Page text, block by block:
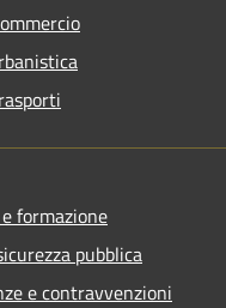
formazione
pubblica
e contravvenzioni